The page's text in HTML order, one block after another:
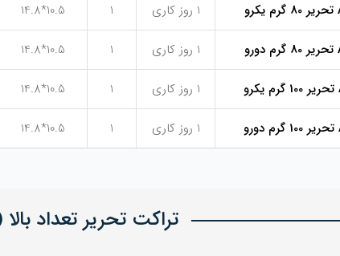
1 روز کاری 1
10.5*14.8
1 روز کاری 1
10.5*14.8
1 روز کاری 1
10.5*14.8
1 روز کاری 1
10.5*14.8
تراکت تحریر تعداد